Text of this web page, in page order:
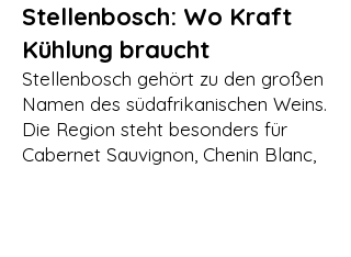
Stellenbosch: Wo Kraft
Kühlung braucht
Stellenbosch gehört zu den großen
Namen des südafrikanischen Weins.
Die Region steht besonders für
Cabernet Sauvignon, Chenin Blanc,